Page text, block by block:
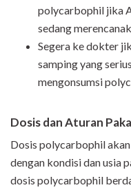
polycarbophil jika
sedang
Segera ke dokter
samping yang
mengonsumsi
Dosis dan Aturan
Dosis polycarbophil
dengan kondisi dan usia
dosis polycarbophil